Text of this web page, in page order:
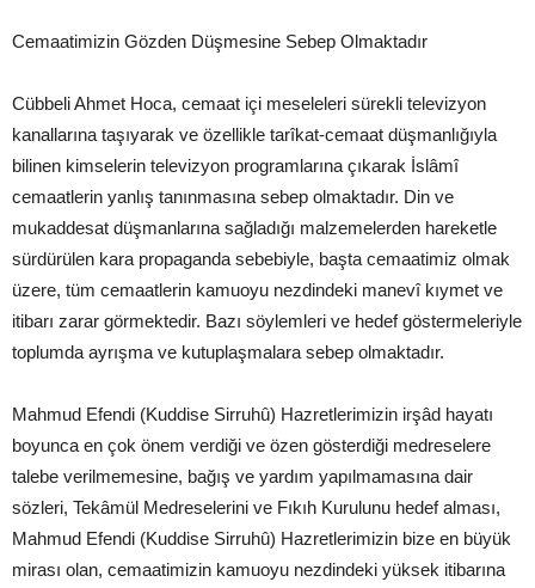
Cemaatimizin Gözden Düşmesine Sebep Olmaktadır
Cübbeli Ahmet Hoca, cemaat içi meseleleri sürekli televizyon
kanallarına taşıyarak ve özellikle tarîkat-cemaat düşmanlığıyla
bilinen kimselerin televizyon programlarına çıkarak İslâmî
cemaatlerin yanlış tanınmasına sebep olmaktadır. Din ve
mukaddesat düşmanlarına sağladığı malzemelerden hareketle
sürdürülen kara propaganda sebebiyle, başta cemaatimiz olmak
üzere, tüm cemaatlerin kamuoyu nezdindeki manevî kıymet ve
itibarı zarar görmektedir. Bazı söylemleri ve hedef göstermeleriyle
toplumda ayrışma ve kutuplaşmalara sebep olmaktadır.
Mahmud Efendi (Kuddise Sirruhû) Hazretlerimizin irşâd hayatı
boyunca en çok önem verdiği ve özen gösterdiği medreselere
talebe verilmemesine, bağış ve yardım yapılmamasına dair
sözleri, Tekâmül Medreselerini ve Fıkıh Kurulunu hedef alması,
Mahmud Efendi (Kuddise Sirruhû) Hazretlerimizin bize en büyük
mirası olan, cemaatimizin kamuoyu nezdindeki yüksek itibarına